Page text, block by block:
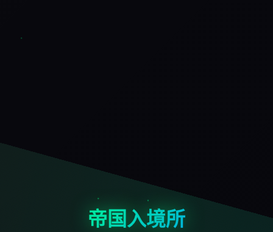
帝国入境所